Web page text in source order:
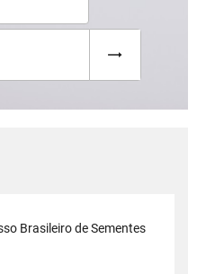
Brasileiro de Sementes